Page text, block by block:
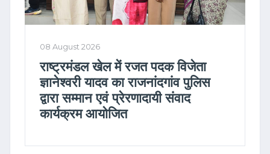
08 August 2026
राष्ट्रमंडल खेल में रजत पदक विजेता
ज्ञानेश्वरी यादव का राजनांदगांव पुलिस
द्वारा सम्मान एवं प्रेरणादायी संवाद
कार्यक्रम आयोजित